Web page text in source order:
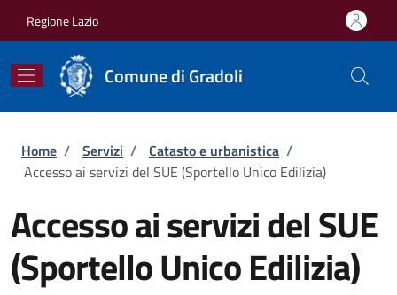
Regione Lazio
Comune di Gradoli
Briciole di pane
Home / Servizi / Catasto e urbanistica /
Accesso ai servizi del SUE (Sportello Unico Edilizia)
Accesso ai servizi del SUE
(Sportello Unico Edilizia)